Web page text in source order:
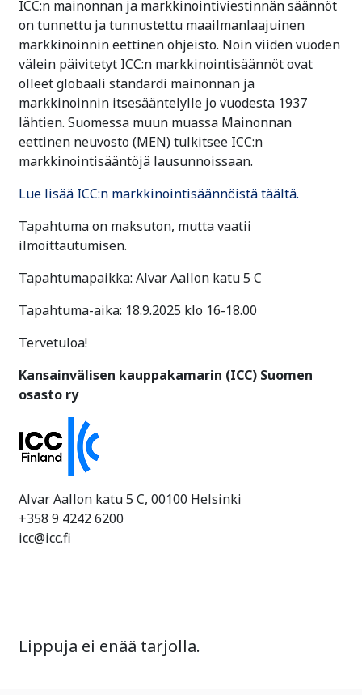
ICC:n mainonnan ja markkinointiviestinnän säännöt
on tunnettu ja tunnustettu maailmanlaajuinen
markkinoinnin eettinen ohjeisto. Noin viiden vuoden
välein päivitetyt ICC:n markkinointisäännöt ovat
olleet globaali standardi mainonnan ja
markkinoinnin itsesääntelylle jo vuodesta 1937
lähtien. Suomessa muun muassa Mainonnan
eettinen neuvosto (MEN) tulkitsee ICC:n
markkinointisääntöjä lausunnoissaan.
Lue lisää ICC:n markkinointisäännöistä täältä.
Tapahtuma on maksuton, mutta vaatii
ilmoittautumisen.
Tapahtumapaikka: Alvar Aallon katu 5 C
Tapahtuma-aika: 18.9.2025 klo 16-18.00
Tervetuloa!
Kansainvälisen kauppakamarin (ICC) Suomen
osasto ry
Alvar Aallon katu 5 C, 00100 Helsinki
+358 9 4242 6200
icc@icc.fi
Lippuja ei enää tarjolla.